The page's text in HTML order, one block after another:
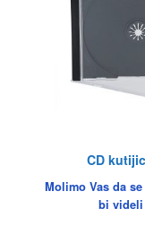
CD
Molimo Vas da
bi videli